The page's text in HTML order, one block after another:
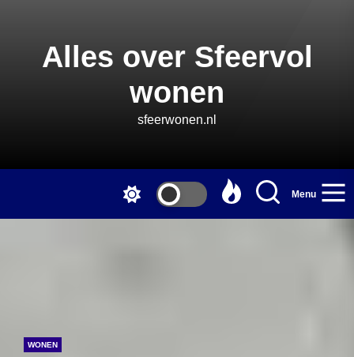
Alles over Sfeervol
wonen
sfeerwonen.nl
Menu
WONEN